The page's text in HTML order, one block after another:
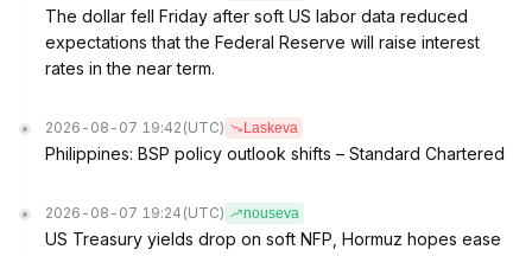
The dollar fell Friday after soft US labor data reduced
expectations that the Federal Reserve will raise interest
rates in the near term.
2026-08-07 19:42 (UTC) Laskeva
Philippines: BSP policy outlook shifts – Standard Chartered
2026-08-07 19:24 (UTC) nouseva
US Treasury yields drop on soft NFP, Hormuz hopes ease